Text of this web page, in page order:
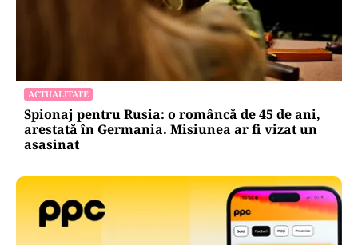
ACTUALITATE
Spionaj pentru Rusia: o româncă de 45 de ani,
arestată în Germania. Misiunea ar fi vizat un
asasinat